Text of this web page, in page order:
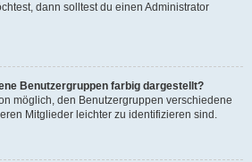
dann solltest du einen Administrator
Benutzergruppen farbig dargestellt?
möglich, den Benutzergruppen verschiedene
Mitglieder leichter zu identifizieren sind.